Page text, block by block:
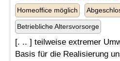
Homeoffice möglich
Betriebliche Altersvorsorge
[. .. ] teilweise extremer
Basis für die Realisierung